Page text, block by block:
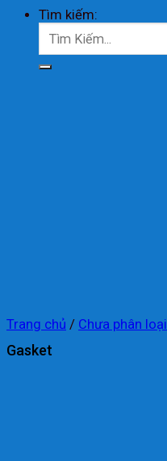
Tìm kiếm:
Trang chủ / Chưa phân loại
Gasket